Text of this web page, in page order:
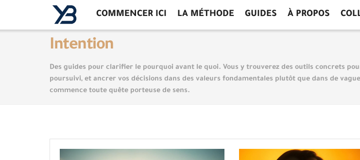
COMMENCER ICI LA MÉTHODE GUIDES À PROPOS
Intention
Des guides pour clarifier le pourquoi avant le quoi. Vous y trouverez des outils concrets
poursuivi, et ancrer vos décisions dans des valeurs fondamentales plutôt que dans de
commence toute quête porteuse de sens.